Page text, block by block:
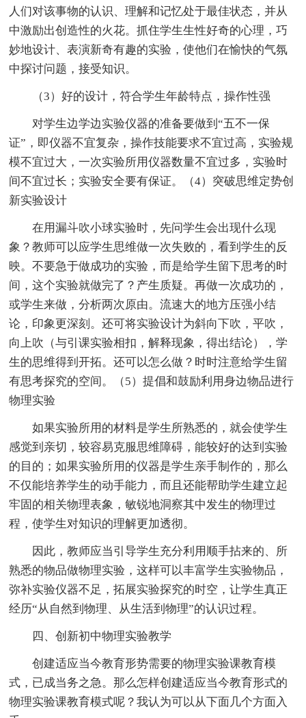
人们对该事物的认识、理解和记忆处于最佳状态，并从
中激励出创造性的火花。抓住学生生性好奇的心理，巧
妙地设计、表演新奇有趣的实验，使他们在愉快的气氛
中探讨问题，接受知识。
（3）好的设计，符合学生年龄特点，操作性强
对学生边学边实验仪器的准备要做到“五不一保
证”，即仪器不宜复杂，操作技能要求不宜过高，实验规
模不宜过大，一次实验所用仪器数量不宜过多，实验时
间不宜过长；实验安全要有保证。（4）突破思维定势创
新实验设计
在用漏斗吹小球实验时，先问学生会出现什么现
象？教师可以应学生思维做一次失败的，看到学生的反
映。不要急于做成功的实验，而是给学生留下思考的时
间，这个实验就做完了？产生质疑。再做一次成功的，
或学生来做，分析两次原由。流速大的地方压强小结
论，印象更深刻。还可将实验设计为斜向下吹，平吹，
向上吹（与引课实验相扣，解释现象，得出结论），学
生的思维得到开拓。还可以怎么做？时时注意给学生留
有思考探究的空间。（5）提倡和鼓励利用身边物品进行
物理实验
如果实验所用的材料是学生所熟悉的，就会使学生
感觉到亲切，较容易克服思维障碍，能较好的达到实验
的目的；如果实验所用的仪器是学生亲手制作的，那么
不仅能培养学生的动手能力，而且还能帮助学生建立起
牢固的相关物理表象，敏锐地洞察其中发生的物理过
程，使学生对知识的理解更加透彻。
因此，教师应当引导学生充分利用顺手拈来的、所
熟悉的物品做物理实验，这样可以丰富学生实验物品，
弥补实验仪器不足，拓展实验探究的时空，让学生真正
经历“从自然到物理、从生活到物理”的认识过程。
四、创新初中物理实验教学
创建适应当今教育形势需要的物理实验课教育模
式，已成当务之急。那么怎样创建适应当今教育形式的
物理实验课教育模式呢？我认为可以从下面几个方面入